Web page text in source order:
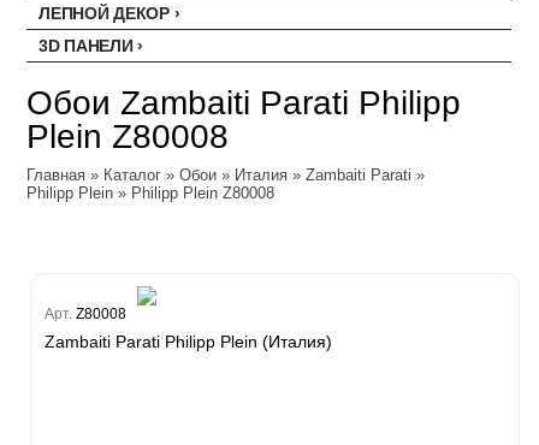
Палитра
Erismann
Erismann
Артекс
Ateliero
Милласа
Ambient
Ambient Vol.2
Ambient Vol.3
Classic Estate
Artsimple
Geometry
NC (Эн Си)
Zambaiti Parati
Melodia
Canova
Стеклохолст малярный
Ремонтный флизелин
ЛЕПНОЙ ДЕКОР
Перфект
3D ПАНЕЛИ
Панели под покраску
Цветные панели
Обои Zambaiti Parati Philipp
Plein Z80008
Главная » Каталог »Обои » Италия »Zambaiti Parati »
Philipp Plein » Philipp Plein Z80008
Арт.Z80008
Zambaiti Parati Philipp Plein (Италия)